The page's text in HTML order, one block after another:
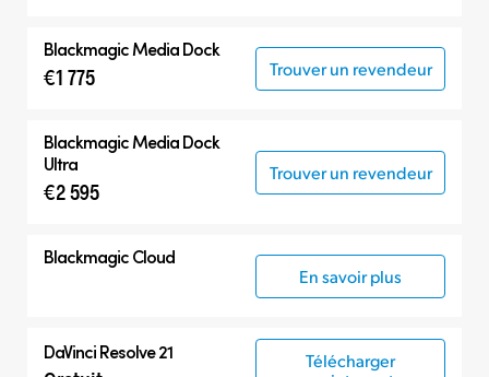
BlackmagicMedia Dock
€1 775 Trouver un revendeur
BlackmagicMedia Dock
Ultra
€2 595
Trouver un revendeur
Blackmagic Cloud
En savoir plus
DaVinci Resolve 21
Télécharger